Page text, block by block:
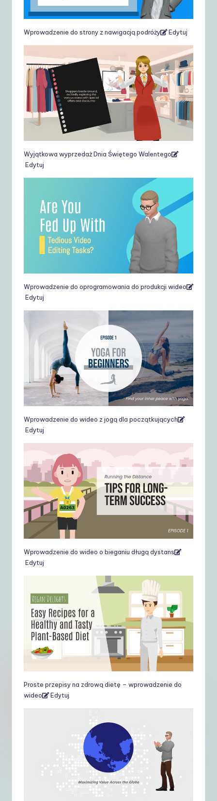
Wprowadzenie do strony z nawigacją podróży Edytuj
Wyjątkowa wyprzedaż Dnia Świętego Walentego
Edytuj
Wprowadzenie do oprogramowania do produkcji wideo
Edytuj
Wprowadzenie do wideo z jogą dla początkujących
Edytuj
Wprowadzenie do wideo o bieganiu długą dystans
Edytuj
Proste przepisy na zdrową dietę – wprowadzenie do
wideo
Edytuj